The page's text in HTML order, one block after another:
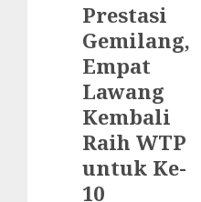
Prestasi
Gemilang,
Empat
Lawang
Kembali
Raih WTP
untuk Ke-
10